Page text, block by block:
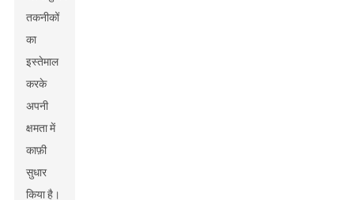
तकनीकों
का
इस्तेमाल
करके
अपनी
क्षमता में
काफ़ी
सुधार
किया है।